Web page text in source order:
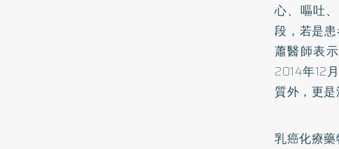
心、嘔吐
段，若是
蕭醫師表
2014年12
質外，更是
乳癌化療